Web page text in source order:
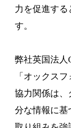
力を促進する
す。
弊社英国法人
「オックス
協力関係は、
分な情報に基